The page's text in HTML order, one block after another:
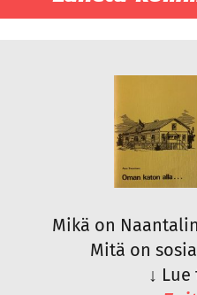
Mikä on
Mitä on
↓ Lue